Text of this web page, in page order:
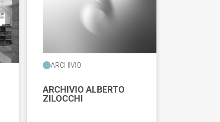
ARCHIVIO
ARCHIVIO ALBERTO
ZILOCCHI